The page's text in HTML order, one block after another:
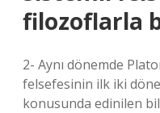
filozoflarla
2- Aynı dönemde
felsefesinin ilk iki
konusunda edinilen